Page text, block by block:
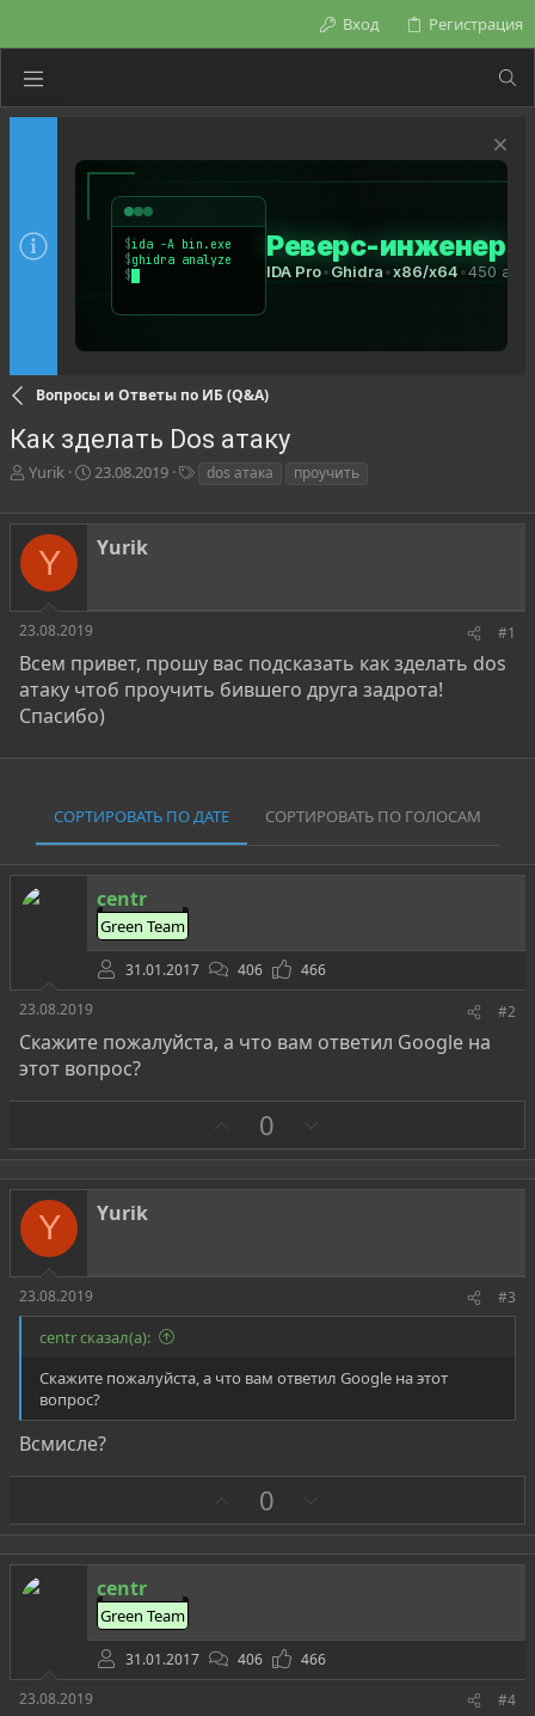
Вход Регистрация
Вопросы и Ответы по ИБ (Q&A)
Как зделать Dos атаку
А
т
о
т
м
ы
Yurik
Д
т
а
н
а
23.08.2019
г
dos атака проучить
Y Yurik
23.08.2019 #1
Всем привет, прошу вас подсказать как зделать dos
атаку чтоб проучить бившего друга задрота!
Спасибо)
СОРТИРОВАТЬ ПО ДАТЕ СОРТИРОВАТЬ ПО ГОЛОСАМ
centr
Green Team
31.01.2017 406
466
23.08.2019
#2
Скажите пожалуйста, а что вам ответил Google на
этот вопрос?
а
0
р
о
Y Yurik
23.08.2019 #3
centr сказал(а):
Скажите пожалуйста, а что вам ответил Google на этот
вопрос?
Всмисле?
а
0
р
о
centr
Green Team
31.01.2017 406
466
23.08.2019
#4